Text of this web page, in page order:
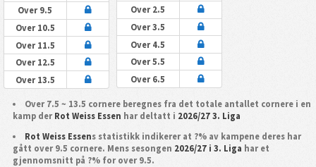
Over 9.5
Over 10.5
Over 11.5
Over 12.5
Over 13.5
Over 2.5
Over 3.5
Over 4.5
Over 5.5
Over 6.5
Over 7.5 ~ 13.5 cornere beregnes fra det totale antallet cornere i en
kamp der Rot Weiss Essen har deltatt i 2026/27 3. Liga
Rot Weiss Essens statistikk indikerer at ?% av kampene deres har
gått over 9.5 cornere. Mens sesongen 2026/27 i 3. Liga har et
gjennomsnitt på ?% for over 9.5.